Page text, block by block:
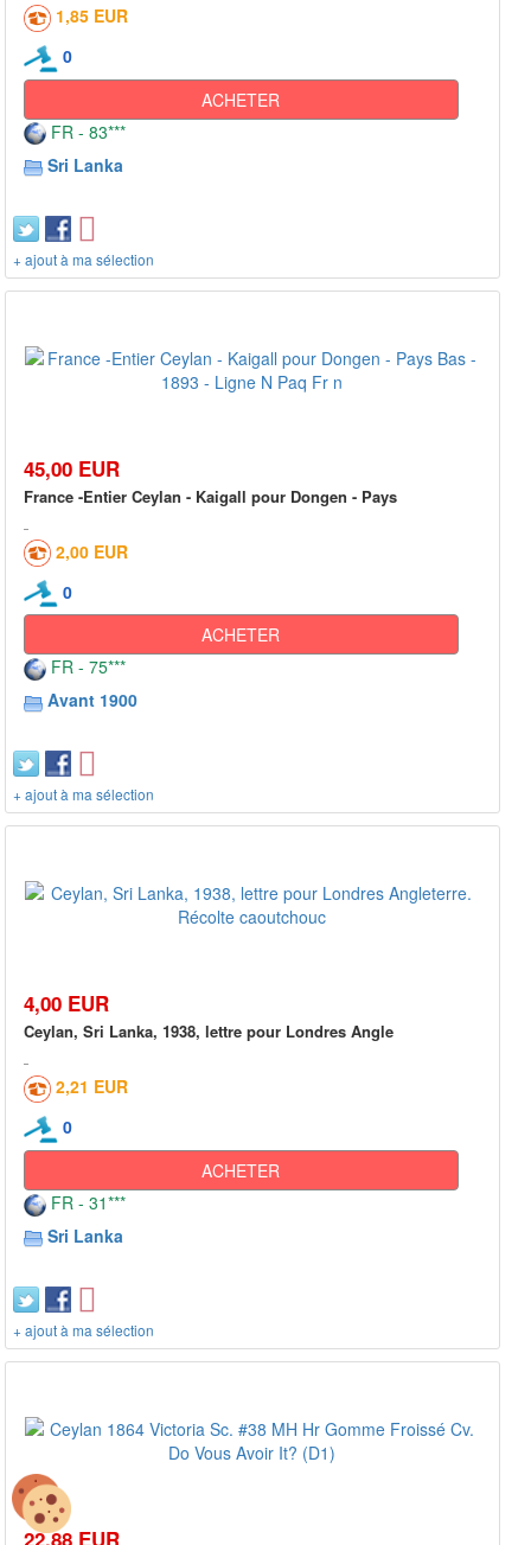
1,85 EUR
0
ACHETER
FR - 83***
Sri Lanka
+ ajout à ma sélection
45,00 EUR
France -Entier Ceylan - Kaigall pour Dongen - Pays
2,00 EUR
0
ACHETER
FR - 75***
Avant 1900
+ ajout à ma sélection
4,00 EUR
Ceylan, Sri Lanka, 1938, lettre pour Londres Angle
2,21 EUR
0
ACHETER
FR - 31***
Sri Lanka
+ ajout à ma sélection
22,88 EUR